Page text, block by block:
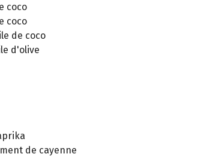
coco
coco
de coco
d'olive
de cayenne